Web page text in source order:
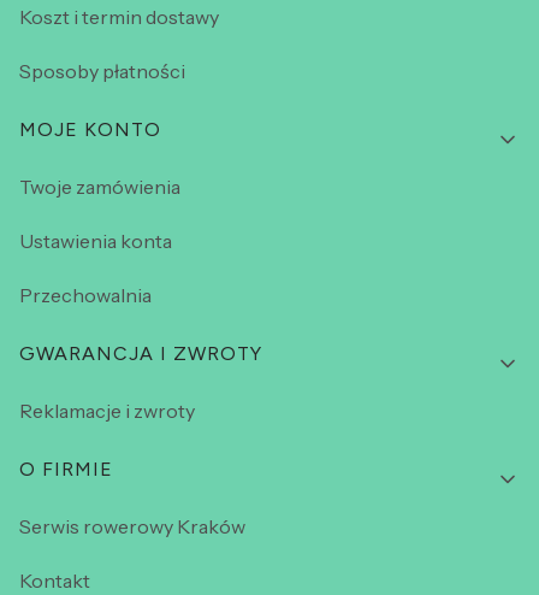
Koszt i termin dostawy
Sposoby płatności
MOJE KONTO
Twoje zamówienia
Ustawienia konta
Przechowalnia
GWARANCJA I ZWROTY
Reklamacje i zwroty
O FIRMIE
Serwis rowerowy Kraków
Kontakt